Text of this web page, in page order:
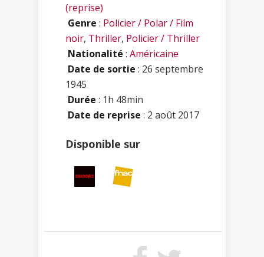
(reprise)
Genre : Policier / Polar / Film
noir, Thriller, Policier / Thriller
Nationalité : Américaine
Date de sortie : 26 septembre
1945
Durée : 1h 48min
Date de reprise : 2 août 2017
Disponible sur